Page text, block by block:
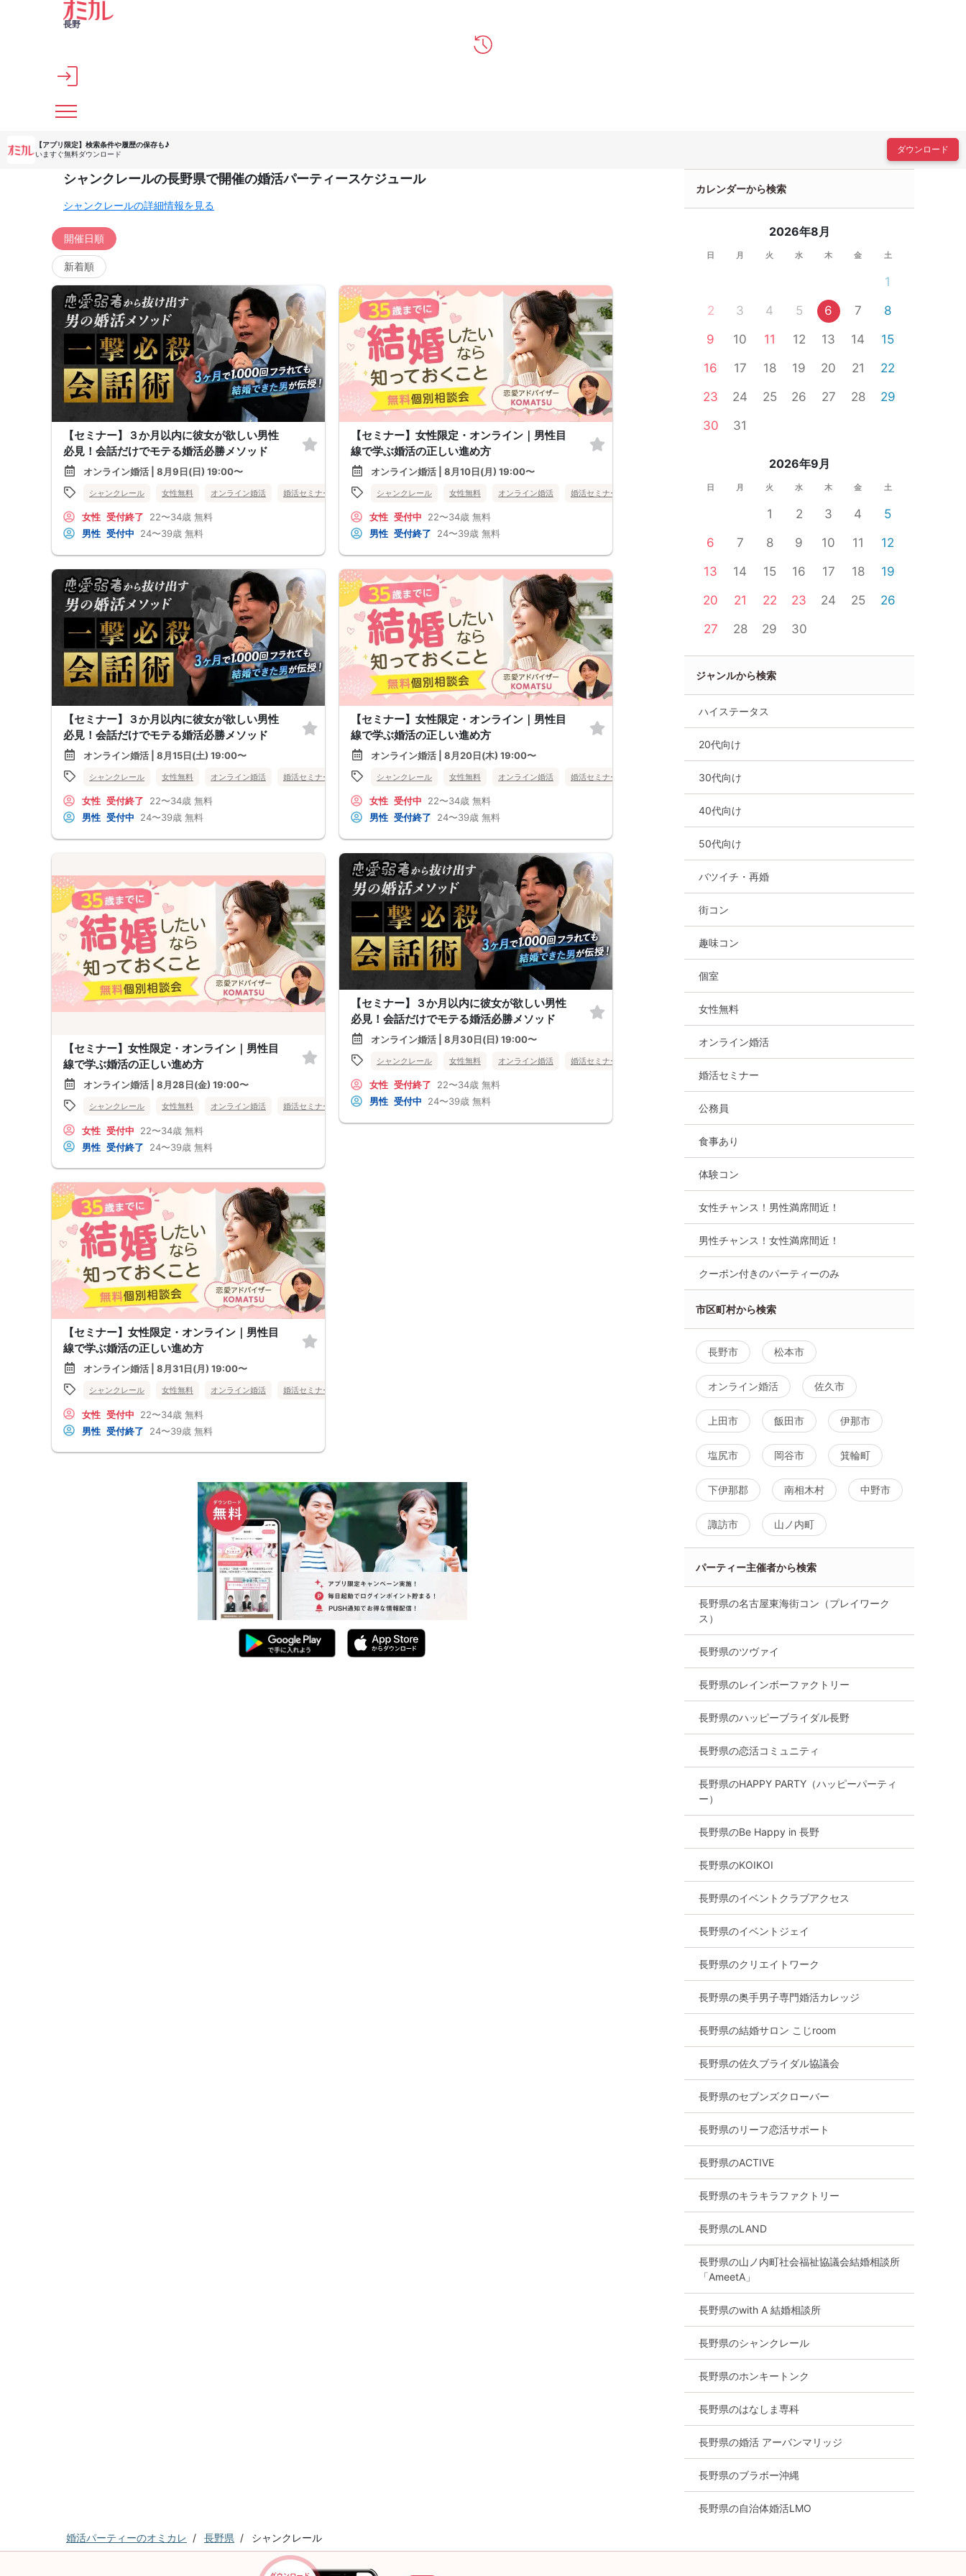
メインコンテンツへスキップ
長野
【アプリ限定】 検索条件や履歴の保存も♪
いますぐ無料ダウンロード
ダウンロード
シャンクレールの長野県で開催の婚活パーティースケジュール
シャンクレールの詳細情報を見る
開催日順
新着順
【セミナー】３か月以内に彼女が欲しい男性
必見！会話だけでモテる婚活必勝メソッド
オンライン婚活 | 8月9日(日) 19:00〜
シャンクレール 女性無料 オンライン婚活 婚活セミナー 長野県
女性 受付終了 22〜34歳 無料
男性 受付中 24〜39歳 無料
【セミナー】女性限定・オンライン｜男性目
線で学ぶ婚活の正しい進め方
オンライン婚活 | 8月10日(月) 19:00〜
シャンクレール 女性無料 オンライン婚活 婚活セミナー
女性 受付中 22〜34歳 無料
男性 受付終了 24〜39歳 無料
【セミナー】３か月以内に彼女が欲しい男性
必見！会話だけでモテる婚活必勝メソッド
オンライン婚活 | 8月15日(土) 19:00〜
シャンクレール 女性無料 オンライン婚活 婚活セミナー 長野県
女性 受付終了 22〜34歳 無料
男性 受付中 24〜39歳 無料
【セミナー】女性限定・オンライン｜男性目
線で学ぶ婚活の正しい進め方
オンライン婚活 | 8月20日(木) 19:00〜
シャンクレール 女性無料 オンライン婚活 婚活セミナー
女性 受付中 22〜34歳 無料
男性 受付終了 24〜39歳 無料
【セミナー】女性限定・オンライン｜男性目
線で学ぶ婚活の正しい進め方
オンライン婚活 | 8月28日(金) 19:00〜
シャンクレール 女性無料 オンライン婚活 婚活セミナー 長野県
女性 受付中 22〜34歳 無料
男性 受付終了 24〜39歳 無料
【セミナー】３か月以内に彼女が欲しい男性
必見！会話だけでモテる婚活必勝メソッド
オンライン婚活 | 8月30日(日) 19:00〜
シャンクレール 女性無料 オンライン婚活 婚活セミナー
女性 受付終了 22〜34歳 無料
男性 受付中 24〜39歳 無料
【セミナー】女性限定・オンライン｜男性目
線で学ぶ婚活の正しい進め方
オンライン婚活 | 8月31日(月) 19:00〜
シャンクレール 女性無料 オンライン婚活 婚活セミナー
女性 受付中 22〜34歳 無料
男性 受付終了 24〜39歳 無料
カレンダーから検索
2026年8月
日 月 火 水 木 金 土
1
2
3 4 5 6 7
8
9
10 11 12 13 14
15
16
17 18 19 20 21
22
23
24 25 26 27 28
29
30
31
2026年9月
日 月 火 水 木 金 土
1 2 3 4
5
6
7 8 9 10 11
12
13
14 15 16 17 18
19
20
21 22 23 24 25
26
27
28 29 30
ジャンルから検索
ハイステータス
20代向け
30代向け
40代向け
50代向け
バツイチ・再婚
街コン
趣味コン
個室
女性無料
オンライン婚活
婚活セミナー
公務員
食事あり
体験コン
女性チャンス！男性満席間近！
男性チャンス！女性満席間近！
クーポン付きのパーティーのみ
市区町村から検索
長野市 松本市
オンライン婚活 佐久市
上田市 飯田市 伊那市
塩尻市 岡谷市 箕輪町
下伊那郡 南相木村 中野市
諏訪市 山ノ内町
パーティー主催者から検索
長野県の名古屋東海街コン（プレイワーク
ス）
長野県のツヴァイ
長野県のレインボーファクトリー
長野県のハッピーブライダル長野
長野県の恋活コミュニティ
長野県のHAPPY PARTY（ハッピーパーティ
ー）
長野県のBe Happy in 長野
長野県のKOIKOI
長野県のイベントクラブアクセス
長野県のイベントジェイ
長野県のクリエイトワーク
長野県の奥手男子専門婚活カレッジ
長野県の結婚サロン こじroom
長野県の佐久ブライダル協議会
長野県のセブンズクローバー
長野県のリーフ恋活サポート
長野県のACTIVE
長野県のキラキラファクトリー
長野県のLAND
長野県の山ノ内町社会福祉協議会結婚相談所
「AmeetA」
長野県のwith A 結婚相談所
長野県のシャンクレール
長野県のホンキートンク
長野県のはなしま専科
長野県の婚活 アーバンマリッジ
長野県のブラボー沖縄
長野県の自治体婚活LMO
婚活パーティーのオミカレ 長野県 シャンクレール